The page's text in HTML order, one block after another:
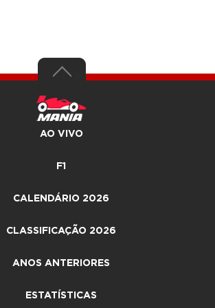
AO VIVO
F1
CALENDÁRIO 2026
CLASSIFICAÇÃO 2026
ANOS ANTERIORES
ESTATÍSTICAS